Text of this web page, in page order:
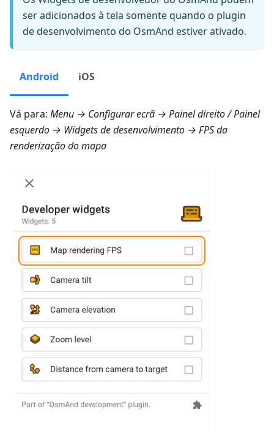
ser adicionados à tela somente quando o plugin
de desenvolvimento do OsmAnd estiver ativado.
Android iOS
Vá para: Menu → Configurar ecrã → Painel direito/Painel
esquerdo → Widgets de desenvolvimento → FPS da
renderização do mapa